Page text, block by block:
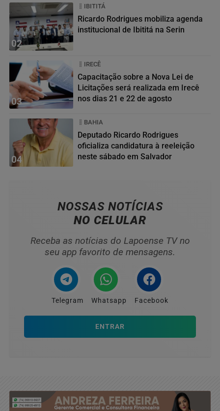
02
IBITITÁ
Ricardo Rodrigues mobiliza agenda
institucional de Ibititá na Serin
03
IRECÊ
Capacitação sobre a Nova Lei de
Licitações será realizada em Irecê
nos dias 21 e 22 de agosto
04
BAHIA
Deputado Ricardo Rodrigues
oficializa candidatura à reeleição
neste sábado em Salvador
NOSSAS NOTÍCIAS
NO CELULAR
Receba as notícias do Lapoense TV no
seu app favorito de mensagens.
Telegram Whatsapp Facebook
ENTRAR